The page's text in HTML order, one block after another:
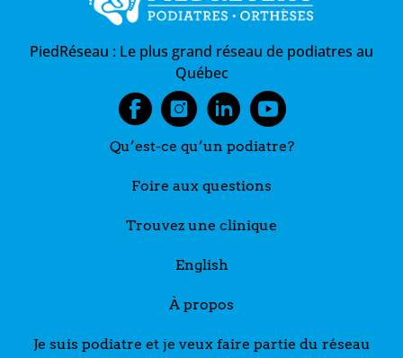
PiedRéseau : Le plus grand réseau de podiatres au
Québec
Qu’est-ce qu’un podiatre?
Foire aux questions
Trouvez une clinique
English
À propos
Je suis podiatre et je veux faire partie du réseau